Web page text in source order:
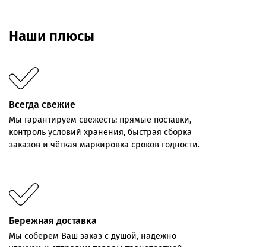
Наши плюсы
Всегда свежие
Мы гарантируем свежесть: прямые поставки,
контроль условий хранения, быстрая сборка
заказов и чёткая маркировка сроков годности.
Бережная доставка
Мы соберем Ваш заказ с душой, надежно